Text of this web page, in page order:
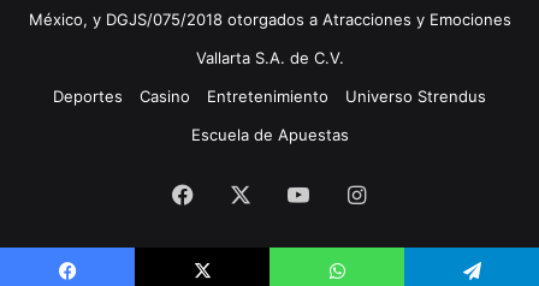
México, y DGJS/075/2018 otorgados a Atracciones y Emociones
Vallarta S.A. de C.V.
Deportes
Casino Entretenimiento
Universo Strendus
Escuela de Apuestas
Facebook YouTubeInstagram